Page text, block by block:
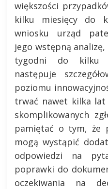
większości
kilku miesięcy do
wniosku urząd
jego wstępną
tygodni do kilku
następuje
poziomu
trwać nawet kilka
skomplikowanych
pamiętać o tym, że
mogą wystąpić
odpowiedzi na
poprawki do
oczekiwania na